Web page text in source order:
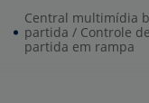
Central multimídia
partida / Controle
partida em rampa